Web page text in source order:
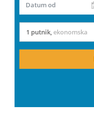
Datum od
1 putnik,ekonomska